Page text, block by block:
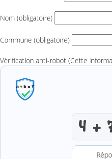
Nom (obligatoire)
Commune (obligatoire)
Vérification anti-robot (Cette